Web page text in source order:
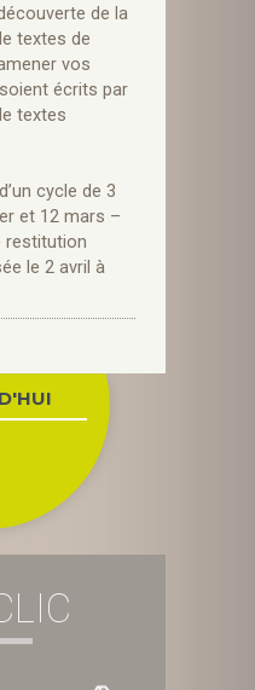
de la
textes de
vos
écrits par
textes
cycle de 3
et 12 mars –
restitution
le 2 avril à